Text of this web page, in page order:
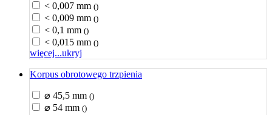
< 0,007 mm ()
< 0,009 mm ()
< 0,1 mm ()
< 0,015 mm ()
więcej...ukryj
Korpus obrotowego trzpienia
⌀ 45,5 mm ()
⌀ 54 mm ()